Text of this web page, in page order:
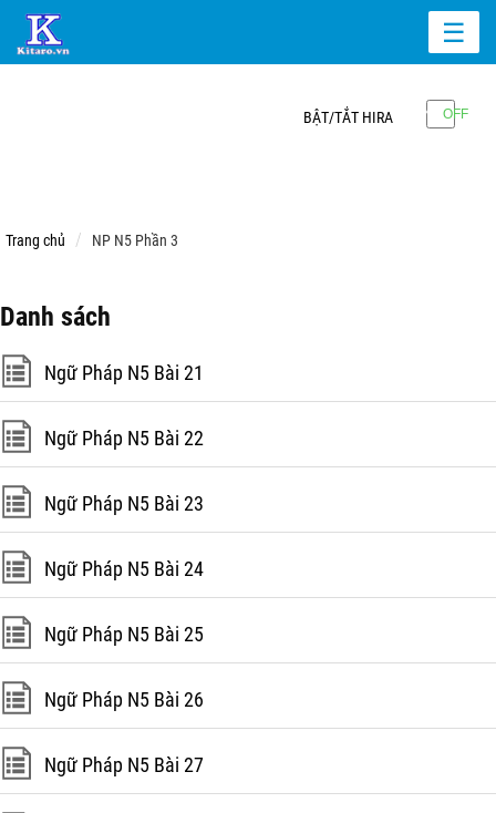
☰
BẬT/TẮT HIRA
Trang chủ NP N5 Phần 3
Danh sách
Ngữ Pháp N5 Bài 21
Ngữ Pháp N5 Bài 22
Ngữ Pháp N5 Bài 23
Ngữ Pháp N5 Bài 24
Ngữ Pháp N5 Bài 25
Ngữ Pháp N5 Bài 26
Ngữ Pháp N5 Bài 27